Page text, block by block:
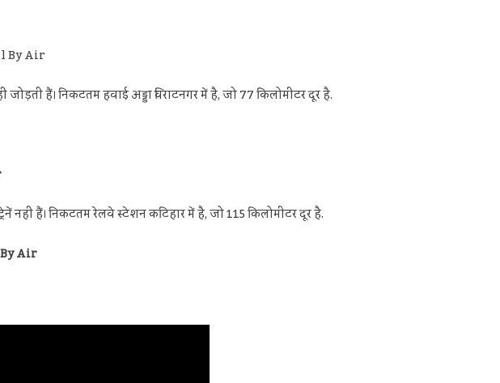
By Air
हैं। निकटतम हवाई अड्डा विराटनगर में है, जो 77 किलोमीटर दूर है.
नहीं हैं। निकटतम रेलवे स्टेशन कटिहार में है, जो 115 किलोमीटर दूर है.
Air